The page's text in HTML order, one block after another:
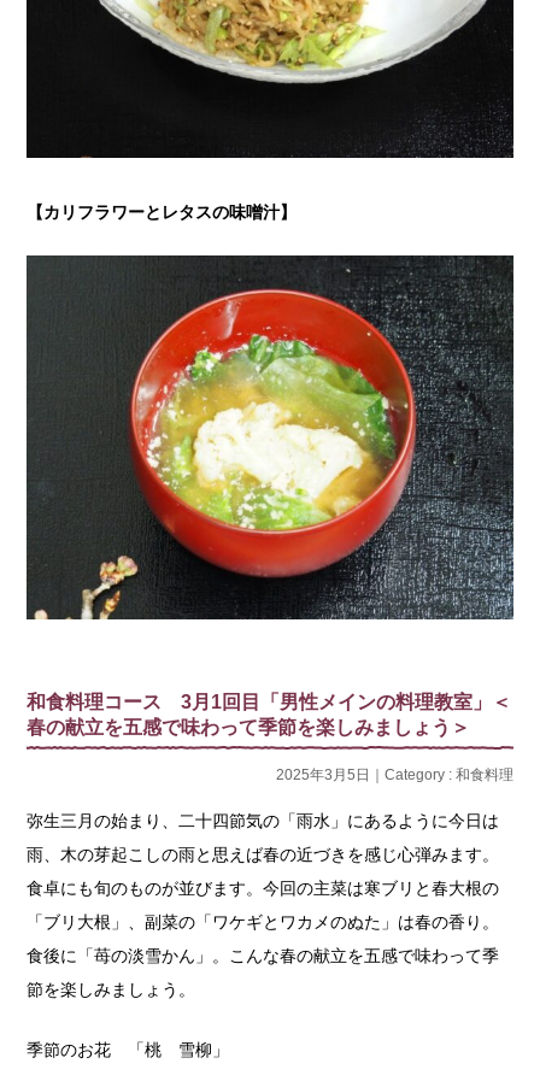
【カリフラワーとレタスの味噌汁】
和食料理コース 3月1回目「男性メインの料理教室」＜
春の献立を五感で味わって季節を楽しみましょう＞
2025年3月5日｜Category : 和食料理
弥生三月の始まり、二十四節気の「雨水」にあるように今日は
雨、木の芽起こしの雨と思えば春の近づきを感じ心弾みます。
食卓にも旬のものが並びます。今回の主菜は寒ブリと春大根の
「ブリ大根」、副菜の「ワケギとワカメのぬた」は春の香り。
食後に「苺の淡雪かん」。こんな春の献立を五感で味わって季
節を楽しみましょう。
季節のお花 「桃 雪柳」